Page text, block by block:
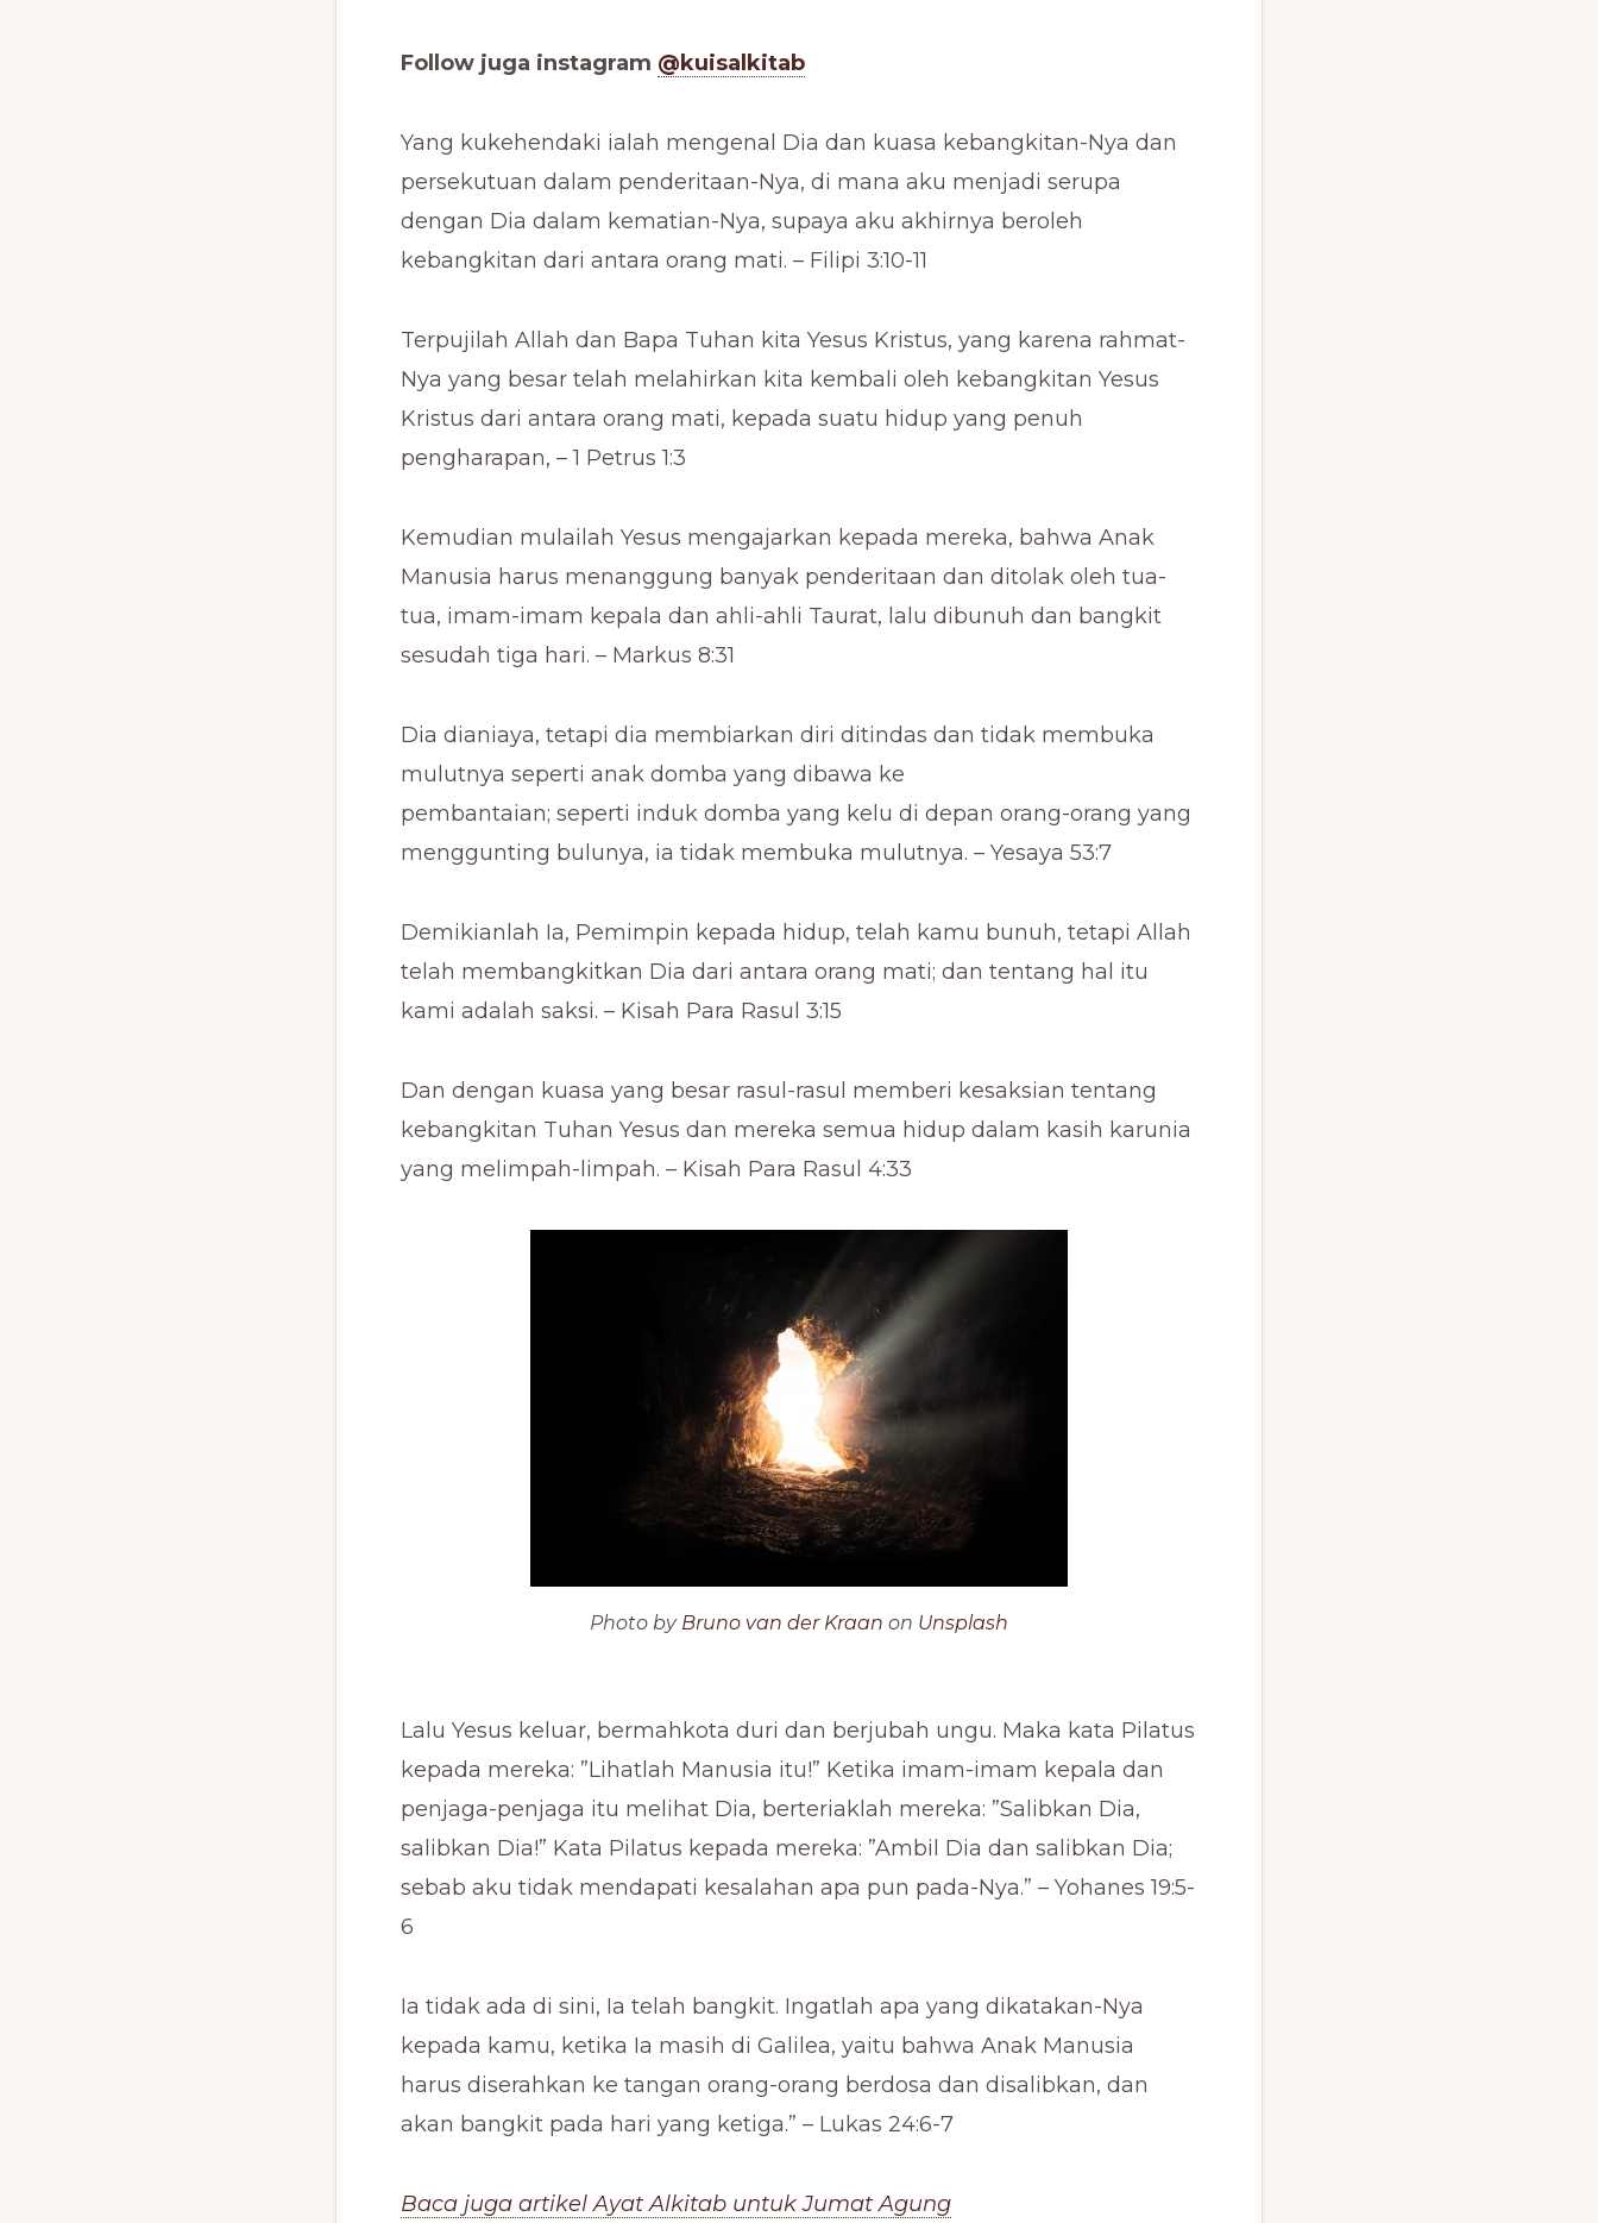
Follow juga instagram @kuisalkitab
Yang kukehendaki ialah mengenal Dia dan kuasa kebangkitan-Nya dan
persekutuan dalam penderitaan-Nya, di mana aku menjadi serupa
dengan Dia dalam kematian-Nya, supaya aku akhirnya beroleh
kebangkitan dari antara orang mati. – Filipi 3:10-11
Terpujilah Allah dan Bapa Tuhan kita Yesus Kristus, yang karena rahmat-
Nya yang besar telah melahirkan kita kembali oleh kebangkitan Yesus
Kristus dari antara orang mati, kepada suatu hidup yang penuh
pengharapan, – 1 Petrus 1:3
Kemudian mulailah Yesus mengajarkan kepada mereka, bahwa Anak
Manusia harus menanggung banyak penderitaan dan ditolak oleh tua-
tua, imam-imam kepala dan ahli-ahli Taurat, lalu dibunuh dan bangkit
sesudah tiga hari. – Markus 8:31
Dia dianiaya, tetapi dia membiarkan diri ditindas dan tidak membuka
mulutnya seperti anak domba yang dibawa ke
pembantaian; seperti induk domba yang kelu di depan orang-orang yang
menggunting bulunya, ia tidak membuka mulutnya. – Yesaya 53:7
Demikianlah Ia, Pemimpin kepada hidup, telah kamu bunuh, tetapi Allah
telah membangkitkan Dia dari antara orang mati; dan tentang hal itu
kami adalah saksi. – Kisah Para Rasul 3:15
Dan dengan kuasa yang besar rasul-rasul memberi kesaksian tentang
kebangkitan Tuhan Yesus dan mereka semua hidup dalam kasih karunia
yang melimpah-limpah. – Kisah Para Rasul 4:33
Photo by Bruno van der Kraan on Unsplash
Lalu Yesus keluar, bermahkota duri dan berjubah ungu. Maka kata Pilatus
kepada mereka: ”Lihatlah Manusia itu!” Ketika imam-imam kepala dan
penjaga-penjaga itu melihat Dia, berteriaklah mereka: ”Salibkan Dia,
salibkan Dia!” Kata Pilatus kepada mereka: ”Ambil Dia dan salibkan Dia;
sebab aku tidak mendapati kesalahan apa pun pada-Nya.” – Yohanes 19:5-
6
Ia tidak ada di sini, Ia telah bangkit. Ingatlah apa yang dikatakan-Nya
kepada kamu, ketika Ia masih di Galilea, yaitu bahwa Anak Manusia
harus diserahkan ke tangan orang-orang berdosa dan disalibkan, dan
akan bangkit pada hari yang ketiga.” – Lukas 24:6-7
Baca juga artikel Ayat Alkitab untuk Jumat Agung